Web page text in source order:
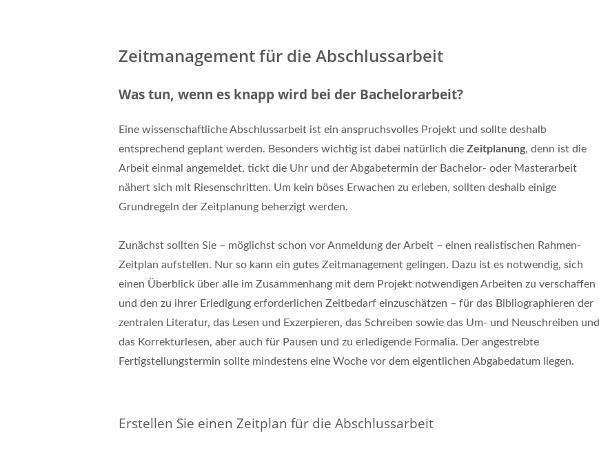
Zeitmanagement für die Abschlussarbeit
Was tun, wenn es knapp wird bei der Bachelorarbeit?
Eine wissenschaftliche Abschlussarbeit ist ein anspruchsvolles Projekt und sollte deshalb
entsprechend geplant werden. Besonders wichtig ist dabei natürlich die Zeitplanung, denn ist die
Arbeit einmal angemeldet, tickt die Uhr und der Abgabetermin der Bachelor- oder Masterarbeit
nähert sich mit Riesenschritten. Um kein böses Erwachen zu erleben, sollten deshalb einige
Grundregeln der Zeitplanung beherzigt werden.
Zunächst sollten Sie – möglichst schon vor Anmeldung der Arbeit – einen realistischen Rahmen-
Zeitplan aufstellen. Nur so kann ein gutes Zeitmanagement gelingen. Dazu ist es notwendig, sich
einen Überblick über alle im Zusammenhang mit dem Projekt notwendigen Arbeiten zu verschaffen
und den zu ihrer Erledigung erforderlichen Zeitbedarf einzuschätzen – für das Bibliographieren der
zentralen Literatur, das Lesen und Exzerpieren, das Schreiben sowie das Um- und Neuschreiben und
das Korrekturlesen, aber auch für Pausen und zu erledigende Formalia. Der angestrebte
Fertigstellungstermin sollte mindestens eine Woche vor dem eigentlichen Abgabedatum liegen.
Erstellen Sie einen Zeitplan für die Abschlussarbeit